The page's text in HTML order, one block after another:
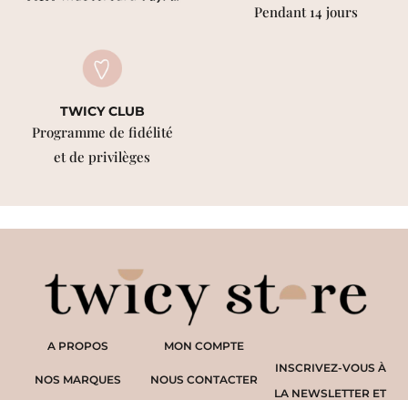
Pendant 14 jours
TWICY CLUB
Programme de fidélité
et de privilèges
A PROPOS
NOS MARQUES
INSCRIVEZ-VOUS À
LA NEWSLETTER ET
MON COMPTE
NOUS CONTACTER